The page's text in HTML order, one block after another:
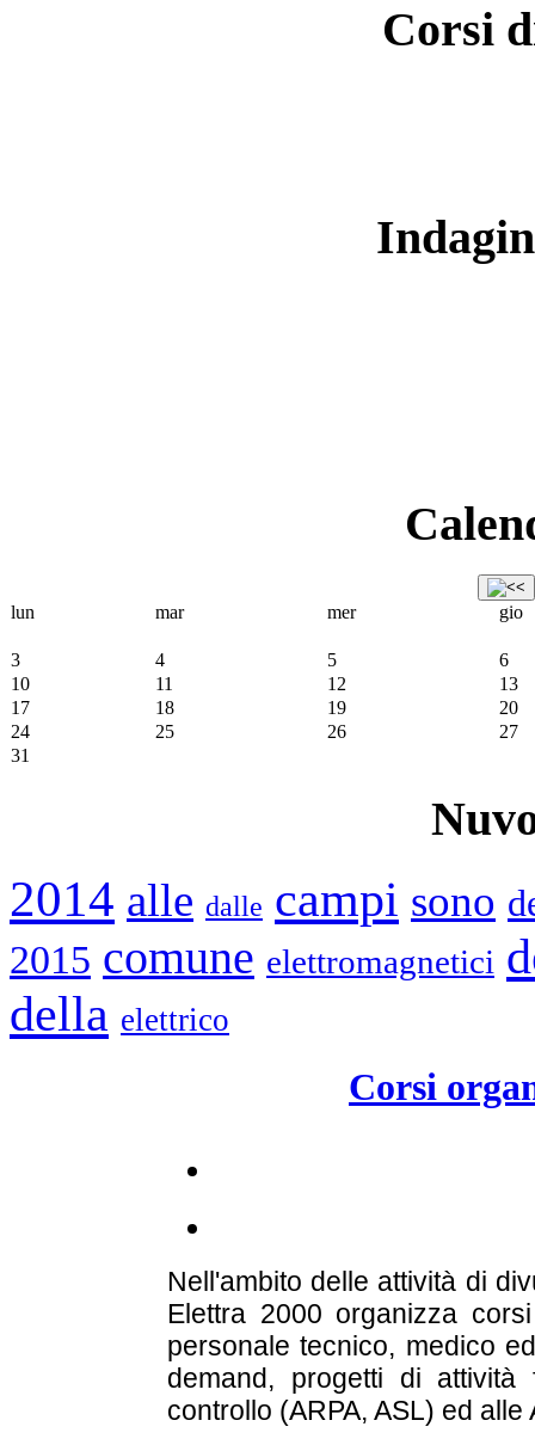
Corsi
lun
mar mer gio
3 4 5
6
10
11 12
13
17
18 19
20
24
25 26
27
31
2014 alle dalle campi sono
2015 comune elettromagnetici
della elettrico
Corsi
Nell'ambito delle attività di
Elettra 2000 organizza
personale tecnico, medico
demand, progetti di
controllo (ARPA, ASL) ed